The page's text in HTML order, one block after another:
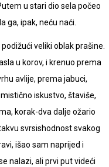
u stari dio sela počeo
ga, ipak, neću naći.
veliki oblak prašine.
u korov, i krenuo prema
avlije, prema jabuci,
iskustvo, štaviše,
korak-dva dalje ožario
svrsishodnost svakog
išao sam naprijed i
nalazi, ali prvi put videći